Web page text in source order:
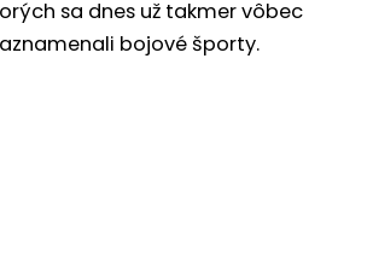
sa dnes už takmer vôbec
bojové športy.